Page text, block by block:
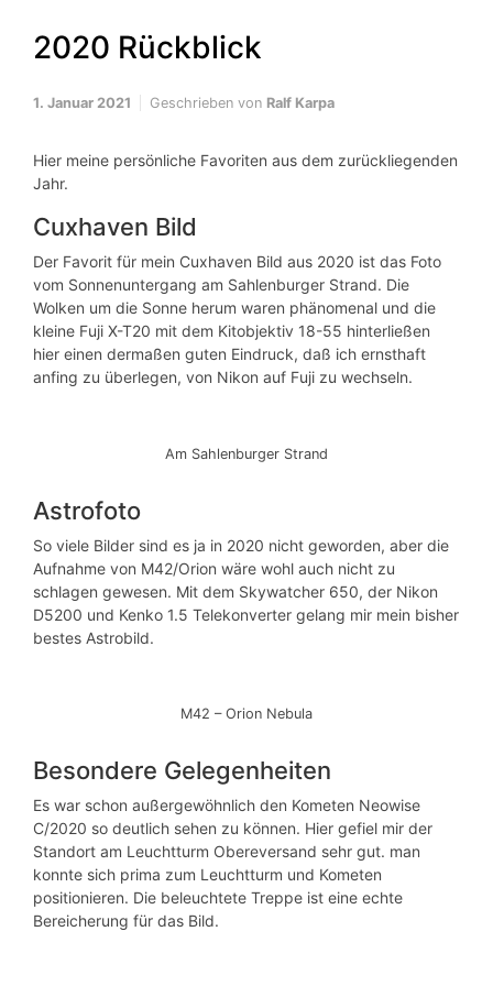
2020 Rückblick
1. Januar 2021 Geschrieben von Ralf Karpa
Hier meine persönliche Favoriten aus dem zurückliegenden
Jahr.
Cuxhaven Bild
Der Favorit für mein Cuxhaven Bild aus 2020 ist das Foto
vom Sonnenuntergang am Sahlenburger Strand. Die
Wolken um die Sonne herum waren phänomenal und die
kleine Fuji X-T20 mit dem Kitobjektiv 18-55 hinterließen
hier einen dermaßen guten Eindruck, daß ich ernsthaft
anfing zu überlegen, von Nikon auf Fuji zu wechseln.
Am Sahlenburger Strand
Astrofoto
So viele Bilder sind es ja in 2020 nicht geworden, aber die
Aufnahme von M42/Orion wäre wohl auch nicht zu
schlagen gewesen. Mit dem Skywatcher 650, der Nikon
D5200 und Kenko 1.5 Telekonverter gelang mir mein bisher
bestes Astrobild.
M42 – Orion Nebula
Besondere Gelegenheiten
Es war schon außergewöhnlich den Kometen Neowise
C/2020 so deutlich sehen zu können. Hier gefiel mir der
Standort am Leuchtturm Obereversand sehr gut. man
konnte sich prima zum Leuchtturm und Kometen
positionieren. Die beleuchtete Treppe ist eine echte
Bereicherung für das Bild.